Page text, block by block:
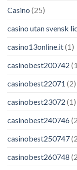
Casino (25)
casino utan svensk
casino13online.it(1)
casinobest200742
casinobest22071 (2)
casinobest23072 (1)
casinobest240746
casinobest250747
casinobest260748